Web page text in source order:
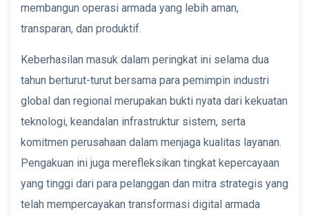
membangun operasi armada yang lebih aman,
transparan, dan produktif.
Keberhasilan masuk dalam peringkat ini selama dua
tahun berturut-turut bersama para pemimpin industri
global dan regional merupakan bukti nyata dari kekuatan
teknologi, keandalan infrastruktur sistem, serta
komitmen perusahaan dalam menjaga kualitas layanan.
Pengakuan ini juga merefleksikan tingkat kepercayaan
yang tinggi dari para pelanggan dan mitra strategis yang
telah mempercayakan transformasi digital armada